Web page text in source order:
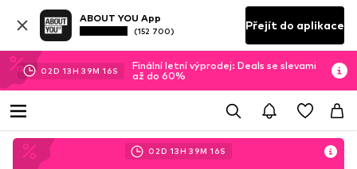
ABOUT YOU App
(152 700) Přejít do aplikace
02D 13H 39M 14S
Finální letní výprodej: Deals se slevami
až do 60%
02D 13H 39M 14S